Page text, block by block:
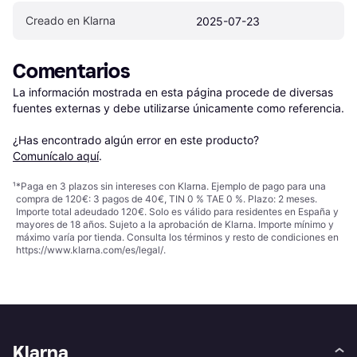
Creado en Klarna 2025-07-23
Comentarios
La información mostrada en esta página procede de diversas
fuentes externas y debe utilizarse únicamente como referencia.
¿Has encontrado algún error en este producto?
Comunícalo aquí.
¹*Paga en 3 plazos sin intereses con Klarna. Ejemplo de pago para una
compra de 120€: 3 pagos de 40€, TIN 0 % TAE 0 %. Plazo: 2 meses.
Importe total adeudado 120€. Solo es válido para residentes en España y
mayores de 18 años. Sujeto a la aprobación de Klarna. Importe mínimo y
máximo varía por tienda. Consulta los términos y resto de condiciones en
https://www.klarna.com/es/legal/.